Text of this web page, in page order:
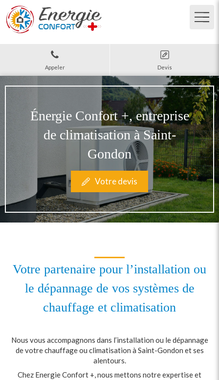
Appeler Devis
Énergie Confort +, entreprise
de climatisation à Saint-
Gondon
Votre devis
Votre partenaire pour l’installation ou
le dépannage de vos systèmes de
chauffage et climatisation
Nous vous accompagnons dans l’installation ou le dépannage
de votre chauffage ou climatisation à Saint-Gondon et ses
alentours.
Chez Energie Confort +, nous mettons notre expertise et